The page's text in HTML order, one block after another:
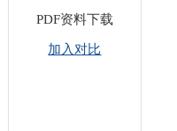
PDF资料下载
加入对比